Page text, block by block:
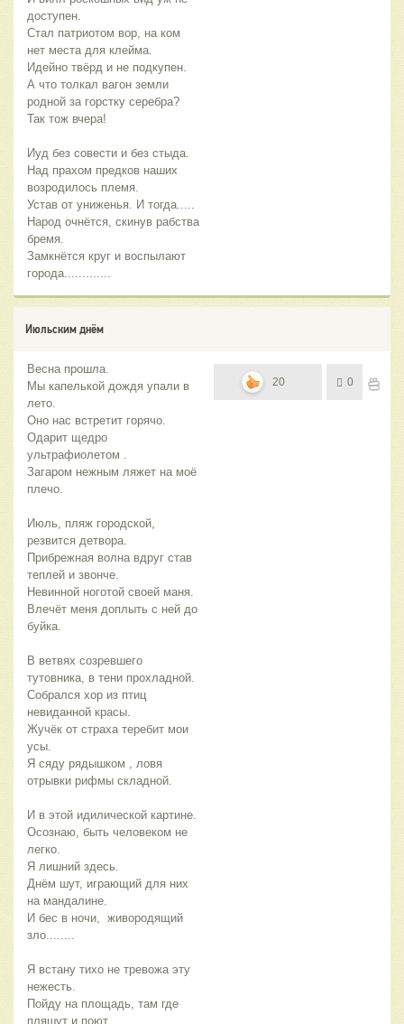
доступен.
Стал патриотом вор, на ком
нет места для клейма.
Идейно твёрд и не подкупен.
А что толкал вагон земли
родной за горстку серебра?
Так тож вчера!
Иуд без совести и без стыда.
Над прахом предков наших
возродилось племя.
Устав от униженья. И тогда.....
Народ очнётся, скинув рабства
бремя.
Замкнётся круг и воспылают
города.............
Июльским днём
Весна прошла.
Мы капелькой дождя упали в
лето.
Оно нас встретит горячо.
Одарит щедро
ультрафиолетом .
Загаром нежным ляжет на моё
плечо.
Июль, пляж городской,
резвится детвора.
Прибрежная волна вдруг став
теплей и звонче.
Невинной ноготой своей маня.
Влечёт меня доплыть с ней до
буйка.
В ветвях созревшего
тутовника, в тени прохладной.
Собрался хор из птиц
невиданной красы.
Жучёк от страха теребит мои
усы.
Я сяду рядышком , ловя
отрывки рифмы складной.
И в этой идилической картине.
Осознаю, быть человеком не
легко.
Я лишний здесь.
Днём шут, играющий для них
на мандалине.
И бес в ночи, живородящий
зло........
Я встану тихо не тревожа эту
нежесть.
Пойду на площадь, там где
пляшут и поют.
20 0